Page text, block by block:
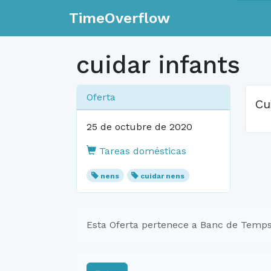
TimeOverflow
cuidar infants
Oferta
25 de octubre de 2020
Tareas domésticas
nens cuidar nens
Esta Oferta pertenece a Banc de